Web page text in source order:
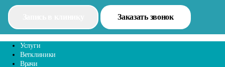
Заказать звонок
Услуги
Ветклиники
Врачи